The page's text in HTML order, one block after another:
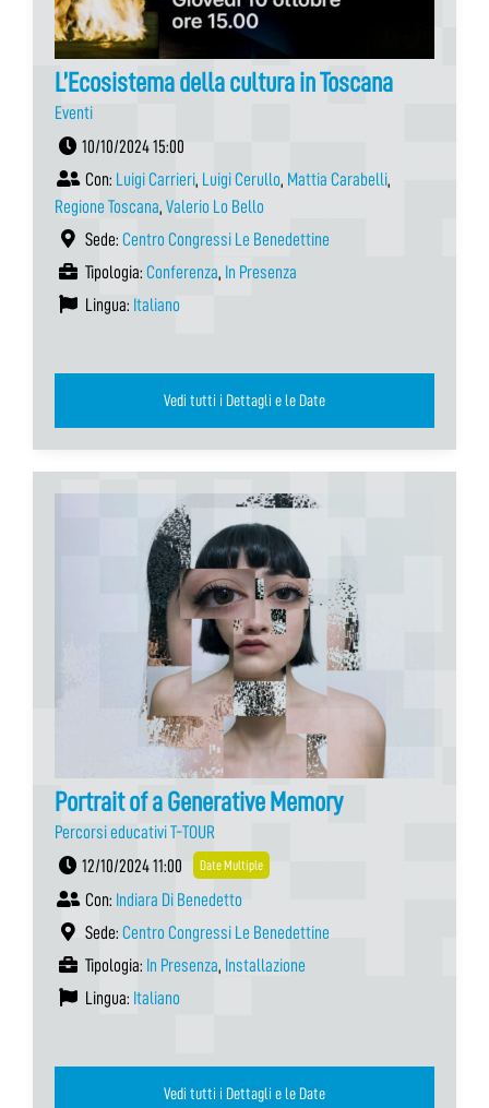
L’Ecosistema della cultura in Toscana
Eventi
10/10/2024 15:00
Con: Luigi Carrieri, Luigi Cerullo, Mattia Carabelli,
Regione Toscana, Valerio Lo Bello
Sede: Centro Congressi Le Benedettine
Tipologia: Conferenza, In Presenza
Lingua: Italiano
Vedi tutti i Dettagli e le Date
Portrait of a Generative Memory
Percorsi educativi T-TOUR
12/10/2024 11:00
Date Multiple
Con: Indiara Di Benedetto
Sede: Centro Congressi Le Benedettine
Tipologia: In Presenza, Installazione
Lingua: Italiano
Vedi tutti i Dettagli e le Date